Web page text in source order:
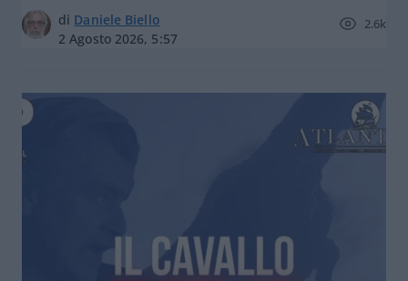
di Daniele Biello
2 Agosto 2026, 5:57
2.6k